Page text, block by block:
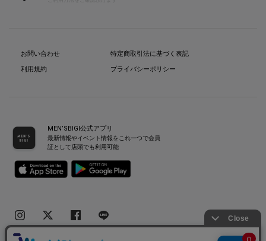
お問い合わせ
利用規約
特定商取引法に基づく表記
プライバシーポリシー
MEN’SBIGI公式アプリ
最新情報やイベント情報をこれ一つで会員
証として店頭でも利用可能